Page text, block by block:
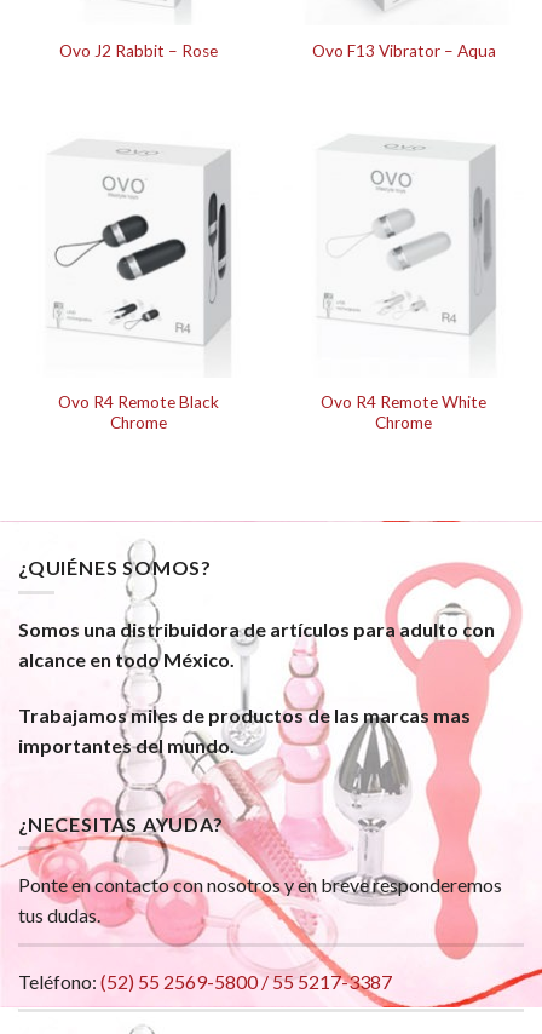
Ovo J2 Rabbit – Rose Ovo F13 Vibrator – Aqua
Ovo R4 Remote Black
Chrome
Ovo R4 Remote White
Chrome
¿QUIÉNES SOMOS?
Somos una distribuidora de artículos para adulto con
alcance en todo México.
Trabajamos miles de productos de las marcas mas
importantes del mundo.
¿NECESITAS AYUDA?
Ponte en contacto con nosotros y en breve responderemos
tus dudas.
Teléfono: (52) 55 2569-5800 / 55 5217-3387